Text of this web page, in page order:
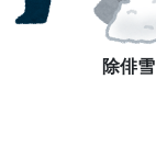
除俳雪